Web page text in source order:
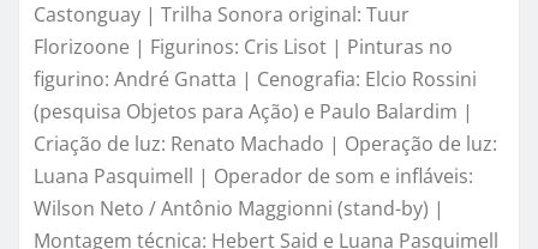
Castonguay | Trilha Sonora original: Tuur
Florizoone | Figurinos: Cris Lisot | Pinturas no
figurino: André Gnatta | Cenografia: Elcio Rossini
(pesquisa Objetos para Ação) e Paulo Balardim |
Criação de luz: Renato Machado | Operação de luz:
Luana Pasquimell | Operador de som e infláveis:
Wilson Neto / Antônio Maggionni (stand-by) |
Montagem técnica: Hebert Said e Luana Pasquimell